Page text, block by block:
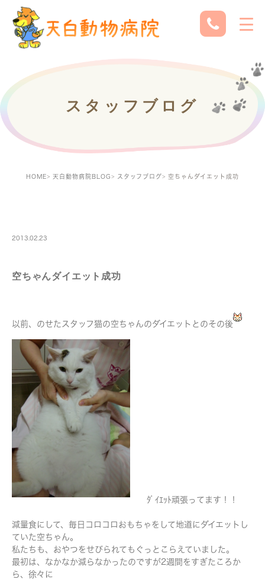
スタッフブログ
HOME 天白動物病院BLOG スタッフブログ 空ちゃんダイエット成功
2013.02.23
空ちゃんダイエット成功
以前、のせたスタッフ猫の空ちゃんのダイエットとのその後
ﾀﾞｲｴｯﾄ頑張ってます！！
減量食にして、毎日コロコロおもちゃをして地道にダイエットし
ていた空ちゃん。
私たちも、おやつをせびられてもぐっとこらえていました。
最初は、なかなか減らなかったのですが2週間をすぎたころか
ら、徐々に